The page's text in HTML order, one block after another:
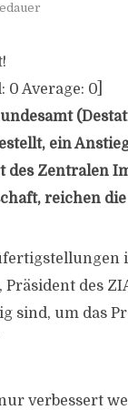
0 Average: 0
ein
des Zentralen
reichen
des
sind, um das
verbessert